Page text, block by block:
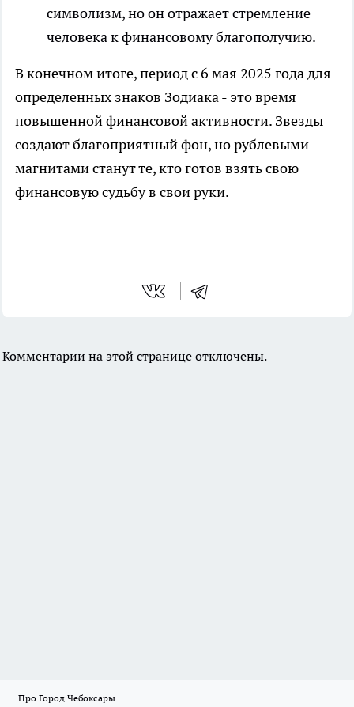
символизм, но он отражает стремление
человека к финансовому благополучию.
В конечном итоге, период с 6 мая 2025 года для
определенных знаков Зодиака - это время
повышенной финансовой активности. Звезды
создают благоприятный фон, но рублевыми
магнитами станут те, кто готов взять свою
финансовую судьбу в свои руки.
Комментарии на этой странице отключены.
Про Город Чебоксары